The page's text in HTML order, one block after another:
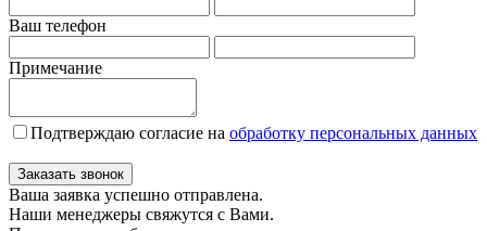
Ваш телефон
Примечание
Подтверждаю согласие на обработку персональных данных
Заказать звонок
Ваша заявка успешно отправлена.
Наши менеджеры свяжутся с Вами.